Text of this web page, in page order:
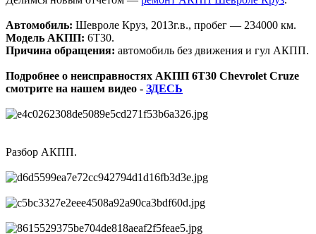
Автомобиль: Шевроле Круз, 2013г.в., пробег — 234000 км.
Модель АКПП: 6T30.
Причина обращения: автомобиль без движения и гул АКПП.
Подробнее о неисправностях АКПП 6T30 Chevrolet Cruze
смотрите на нашем видео - ЗДЕСЬ
Разбор АКПП.